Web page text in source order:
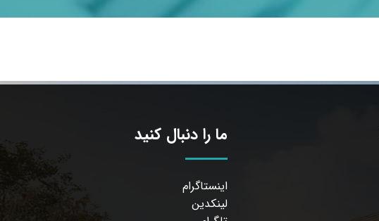
ما را دنبال کنید
اینستاگرام
لینکدین